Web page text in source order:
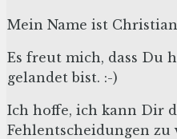
Mein Name ist
Es freut mich, dass Du
gelandet bist. :-)
Ich hoffe, ich kann Dir
Fehlentscheidungen zu